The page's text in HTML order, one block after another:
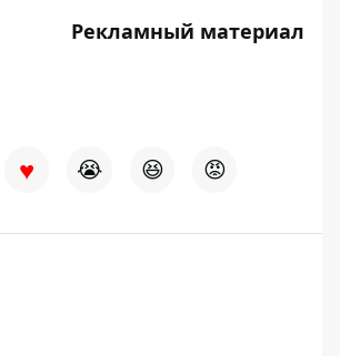
Рекламный материал
♥ 😭 😆 😡